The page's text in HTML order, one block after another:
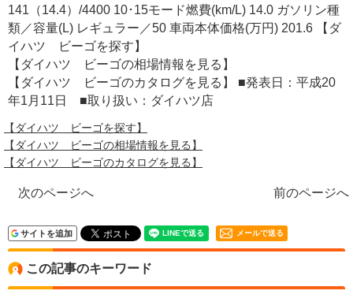
141（14.4）/4400 10･15モード燃費(km/L) 14.0 ガソリン種
類／容量(L) レギュラー／50 車両本体価格(万円) 201.6 【ダ
イハツ ビーゴを探す】
【ダイハツ ビーゴの相場情報を見る】
【ダイハツ ビーゴのカタログを見る】 ■発表日：平成20
年1月11日 ■取り扱い：ダイハツ店
【ダイハツ ビーゴを探す】
【ダイハツ ビーゴの相場情報を見る】
【ダイハツ ビーゴのカタログを見る】
次のページへ 前のページへ
サイトを追加 メールで送る
この記事のキーワード